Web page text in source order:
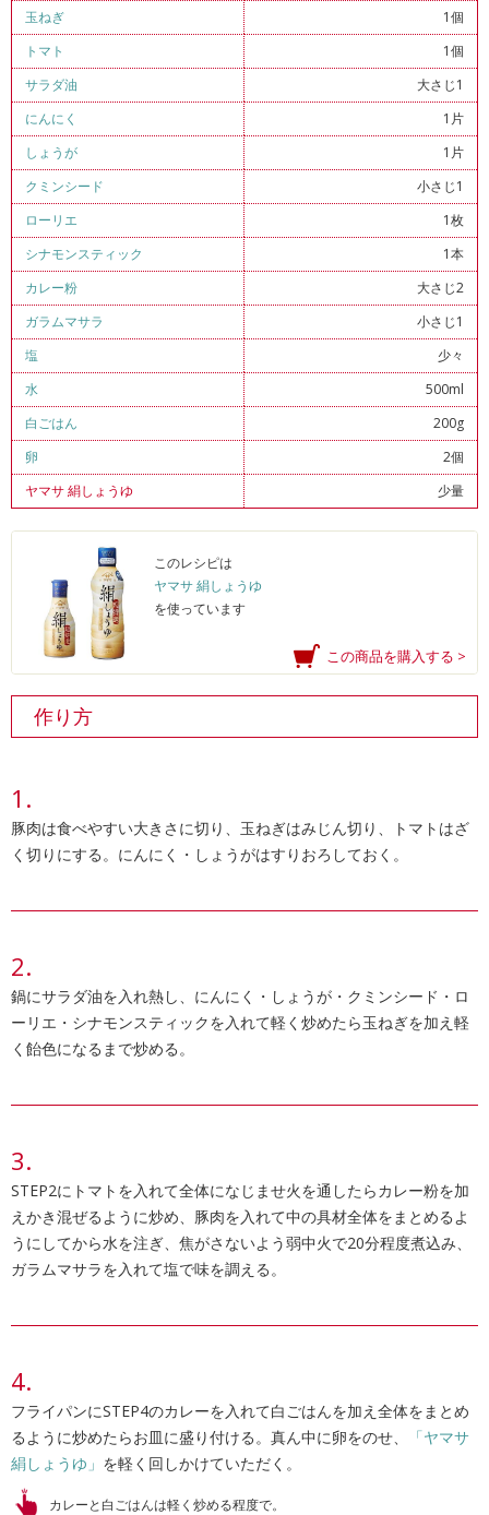
玉ねぎ
1個
トマト
1個
サラダ油
大さじ1
にんにく
1片
しょうが
1片
クミンシード
小さじ1
ローリエ
1枚
シナモンスティック
1本
カレー粉
大さじ2
ガラムマサラ
小さじ1
塩
少々
水
500ml
白ごはん
200g
卵
2個
ヤマサ 絹しょうゆ
少量
このレシピは
ヤマサ 絹しょうゆ
を使っています
この商品を購入する >
作り方
豚肉は食べやすい大きさに切り、玉ねぎはみじん切り、トマトはざ
く切りにする。にんにく・しょうがはすりおろしておく。
鍋にサラダ油を入れ熱し、にんにく・しょうが・クミンシード・ロ
ーリエ・シナモンスティックを入れて軽く炒めたら玉ねぎを加え軽
く飴色になるまで炒める。
STEP2にトマトを入れて全体になじませ火を通したらカレー粉を加
えかき混ぜるように炒め、豚肉を入れて中の具材全体をまとめるよ
うにしてから水を注ぎ、焦がさないよう弱中火で20分程度煮込み、
ガラムマサラを入れて塩で味を調える。
フライパンにSTEP4のカレーを入れて白ごはんを加え全体をまとめ
るように炒めたらお皿に盛り付ける。真ん中に卵をのせ、
「ヤマサ
絹しょうゆ」 を軽く回しかけていただく。
カレーと白ごはんは軽く炒める程度で。